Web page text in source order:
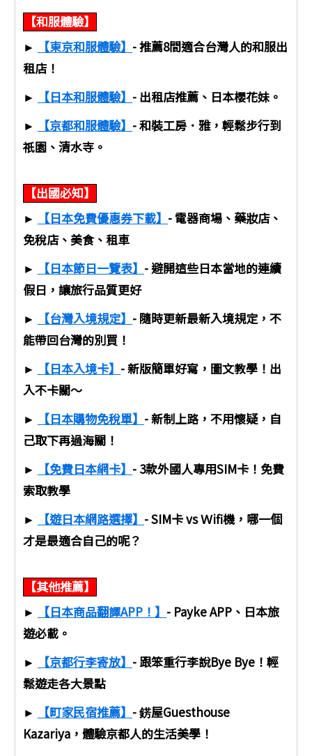
【和服體驗】
►
【東京和服體驗】 - 推薦8間適合台灣人的和服出
租店！
►
【日本和服體驗】 - 出租店推薦、日本櫻花妹。
►
【京都和服體驗】 - 和裝工房．雅，輕鬆步行到
祇園、清水寺。
【出國必知】
►
【日本免費優惠券下載】 - 電器商場、藥妝店、
免稅店、美食、租車
►
【日本節日一覽表】 - 避開這些日本當地的連續
假日，讓旅行品質更好
►
【台灣入境規定】 - 隨時更新最新入境規定，不
能帶回台灣的別買！
►
【日本入境卡】 - 新版簡單好寫，圖文教學！出
入不卡關～
►
【日本購物免稅單】 - 新制上路，不用懷疑，自
己取下再過海關！
►
【免費日本網卡】 - 3款外國人專用SIM卡！免費
索取教學
►
【遊日本網路選擇】 - SIM卡 vs Ｗifi機，哪一個
才是最適合自己的呢？
【其他推薦】
►
【日本商品翻譯APP！】 - Payke APP、日本旅
遊必載。
►
【京都行李寄放】 - 跟笨重行李說Bye Bye！輕
鬆遊走各大景點
►
【町家民宿推薦】 - 錺屋Guesthouse
Kazariya，體驗京都人的生活美學！